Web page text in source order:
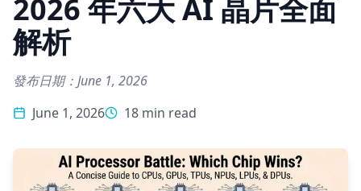
2026 年六大 AI 晶片全面
解析
發布日期： June 1, 2026
June 1, 2026
18 min read